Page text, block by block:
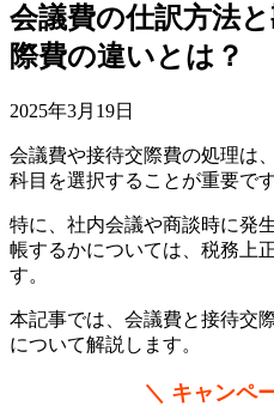
会議費の仕訳方法
際費の違いとは？
2025年3月19日
会議費や接待交際費の処理は
科目を選択することが重要です
特に、社内会議や商談時に発
帳するかについては、税務上
す。
本記事では、会議費と接待交
について解説します。
＼ キャンペ